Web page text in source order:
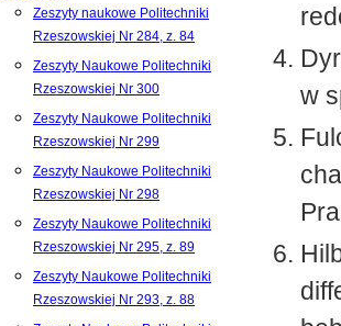
Zeszyty naukowe Politechniki
Rzeszowskiej Nr 284, z. 84
Zeszyty Naukowe Politechniki
Rzeszowskiej Nr 300
Zeszyty Naukowe Politechniki
Rzeszowskiej Nr 299
Zeszyty Naukowe Politechniki
Rzeszowskiej Nr 298
Zeszyty Naukowe Politechniki
Rzeszowskiej Nr 295, z. 89
Zeszyty Naukowe Politechniki
Rzeszowskiej Nr 293, z. 88
w